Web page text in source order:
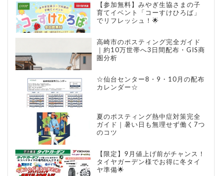
【参加無料】みやぎ生協さまの子
育てイベント「コーすけひろば」
でリフレッシュ！🌟
高崎市のポスティング完全ガイド
｜約10万世帯へ3日間配布・GIS商
圏分析
☆仙台センター8・9・10月の配布
カレンダー☆
夏のポスティング熱中症対策完全
ガイド｜暑い日も無理せず働く7つ
のコツ
【限定】9月値上げ前がチャンス！
タイヤガーデン様でお得に冬タイ
ヤ準備🌟